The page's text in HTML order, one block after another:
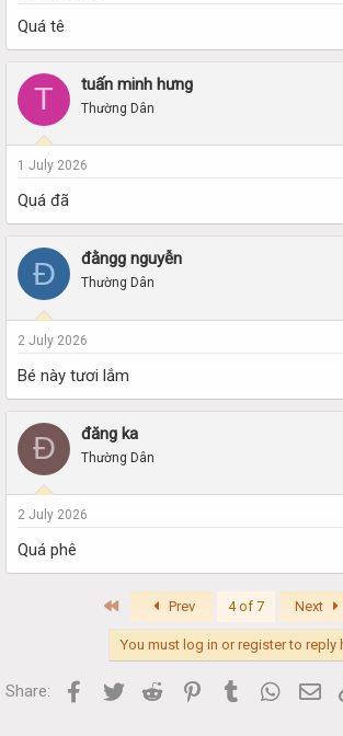
Quá tê
T tuấn minh hưng
Thường Dân
1 July 2026
Quá đã
Đ đằngg nguyễn
Thường Dân
2 July 2026
Bé này tươi lắm
Đ đăng ka
Thường Dân
2 July 2026
Quá phê
First Prev 4 of 7 Next
You must log in or register to reply
Share: Facebook
Twitter Reddit PinterestTumblr